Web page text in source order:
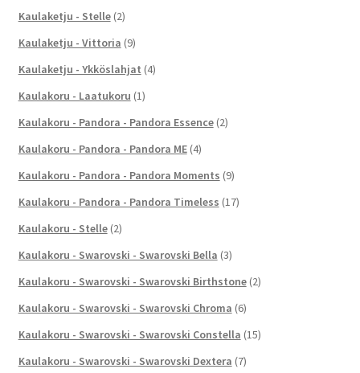
Kaulaketju - Stelle (2)
Kaulaketju - Vittoria (9)
Kaulaketju - Ykköslahjat (4)
Kaulakoru - Laatukoru (1)
Kaulakoru - Pandora - Pandora Essence (2)
Kaulakoru - Pandora - Pandora ME (4)
Kaulakoru - Pandora - Pandora Moments (9)
Kaulakoru - Pandora - Pandora Timeless (17)
Kaulakoru - Stelle (2)
Kaulakoru - Swarovski - Swarovski Bella (3)
Kaulakoru - Swarovski - Swarovski Birthstone (2)
Kaulakoru - Swarovski - Swarovski Chroma (6)
Kaulakoru - Swarovski - Swarovski Constella (15)
Kaulakoru - Swarovski - Swarovski Dextera (7)